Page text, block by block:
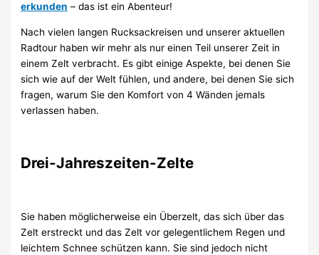
erkunden – das ist ein Abenteur!
Nach vielen langen Rucksackreisen und unserer aktuellen
Radtour haben wir mehr als nur einen Teil unserer Zeit in
einem Zelt verbracht. Es gibt einige Aspekte, bei denen Sie
sich wie auf der Welt fühlen, und andere, bei denen Sie sich
fragen, warum Sie den Komfort von 4 Wänden jemals
verlassen haben.
Drei-Jahreszeiten-Zelte
Sie haben möglicherweise ein Überzelt, das sich über das
Zelt erstreckt und das Zelt vor gelegentlichem Regen und
leichtem Schnee schützen kann. Sie sind jedoch nicht